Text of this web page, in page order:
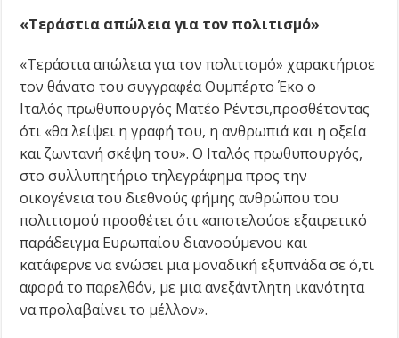
«Τεράστια απώλεια για τον πολιτισμό»
«Τεράστια απώλεια για τον πολιτισμό» χαρακτήρισε
τον θάνατο του συγγραφέα Ουμπέρτο Έκο ο
Ιταλός πρωθυπουργός Ματέο Ρέντσι,προσθέτοντας
ότι «θα λείψει η γραφή του, η ανθρωπιά και η οξεία
και ζωντανή σκέψη του». Ο Ιταλός πρωθυπουργός,
στο συλλυπητήριο τηλεγράφημα προς την
οικογένεια του διεθνούς φήμης ανθρώπου του
πολιτισμού προσθέτει ότι «αποτελούσε εξαιρετικό
παράδειγμα Ευρωπαίου διανοούμενου και
κατάφερνε να ενώσει μια μοναδική εξυπνάδα σε ό,τι
αφορά το παρελθόν, με μια ανεξάντλητη ικανότητα
να προλαβαίνει το μέλλον».